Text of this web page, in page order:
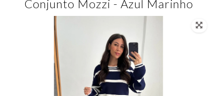
Conjunto Mozzi - Azul Marinho